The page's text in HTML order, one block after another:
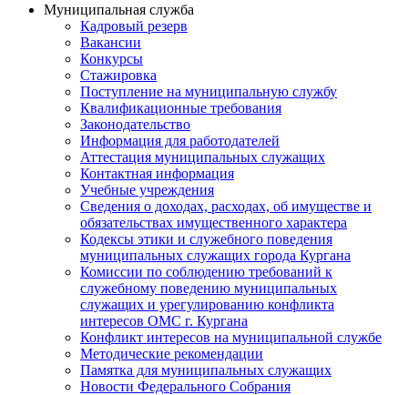
Муниципальная служба
Кадровый резерв
Вакансии
Конкурсы
Стажировка
Поступление на муниципальную службу
Квалификационные требования
Законодательство
Информация для работодателей
Аттестация муниципальных служащих
Контактная информация
Учебные учреждения
Сведения о доходах, расходах, об имуществе и
обязательствах имущественного характера
Кодексы этики и служебного поведения
муниципальных служащих города Кургана
Комиссии по соблюдению требований к
служебному поведению муниципальных
служащих и урегулированию конфликта
интересов ОМС г. Кургана
Конфликт интересов на муниципальной службе
Методические рекомендации
Памятка для муниципальных служащих
Новости Федерального Cобрания